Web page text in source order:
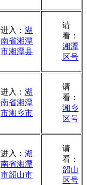
进入： 湖
南省湘潭
市湘潭县
请
看：
湘潭
区号
进入： 湖
南省湘潭
市湘乡市
请
看：
湘乡
区号
进入： 湖
南省湘潭
市韶山市
请
看：
韶山
区号